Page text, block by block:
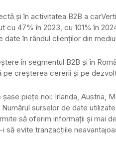
și în activitatea B2B a
cu 47% în 2023, cu 101% în
date în rândul clienților din
în segmentul B2B și în
creșterea cererii și pe
piețe noi: Irlanda, Austria,
surselor de date
să oferim informații și mai
să evite tranzacțiile